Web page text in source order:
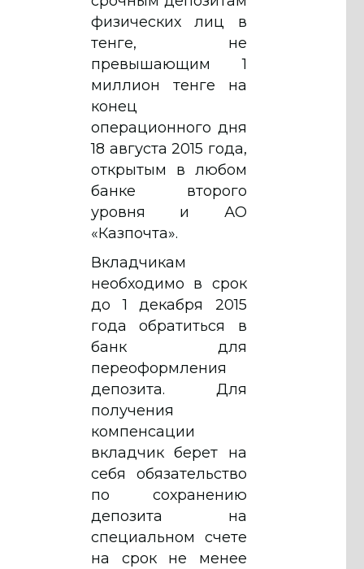
физических лиц в
тенге, не
превышающим 1
миллион тенге на
конец
операционного дня
18 августа 2015 года,
открытым в любом
банке второго
уровня и АО
«Казпочта».
Вкладчикам
необходимо в срок
до 1 декабря 2015
года обратиться в
банк для
переоформления
депозита. Для
получения
компенсации
вкладчик берет на
себя обязательство
по сохранению
депозита на
специальном счете
на срок не менее